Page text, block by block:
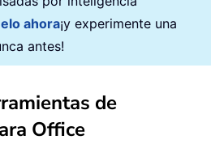
ahora¡y experimente una
antes!
de
Office